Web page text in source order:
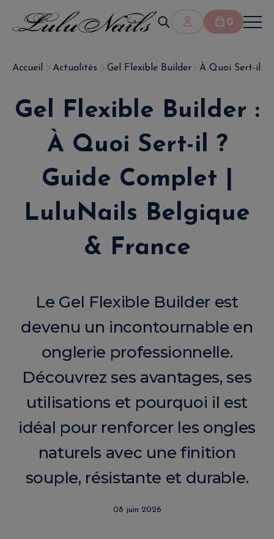
0
Accueil Actualités Gel Flexible Builder : À Quoi Sert-il ?
Gel Flexible Builder :
À Quoi Sert-il ?
Guide Complet |
LuluNails Belgique
& France
Le Gel Flexible Builder est
devenu un incontournable en
onglerie professionnelle.
Découvrez ses avantages, ses
utilisations et pourquoi il est
idéal pour renforcer les ongles
naturels avec une finition
souple, résistante et durable.
08 juin 2026